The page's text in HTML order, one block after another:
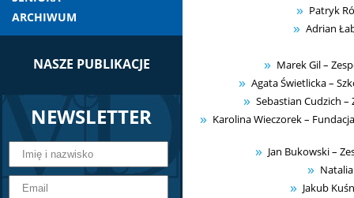
ARCHIWUM
NASZE PUBLIKACJE
NEWSLETTER
Patryk
Adrian
Marek Gil –
Agata Świetlicka –
Sebastian Cudzich –
Karolina Wieczorek –
Jan Bukowski –
Jakub